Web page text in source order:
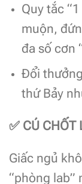
Quy tắc
muộn,
đa số cơn
Đổi
thứ Bảy
✅ CÚ CHỐT
Giấc ngủ
“phòng lab”